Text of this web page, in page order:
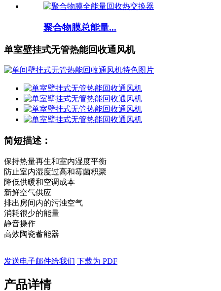
聚合物膜总能量...
单室壁挂式无管热能回收通风机
简短描述：
保持热量再生和室内湿度平衡
防止室内湿度过高和霉菌积聚
降低供暖和空调成本
新鲜空气供应
排出房间内的污浊空气
消耗很少的能量
静音操作
高效陶瓷蓄能器
发送电子邮件给我们 下载为 PDF
产品详情